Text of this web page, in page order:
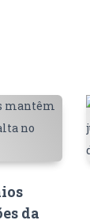
da